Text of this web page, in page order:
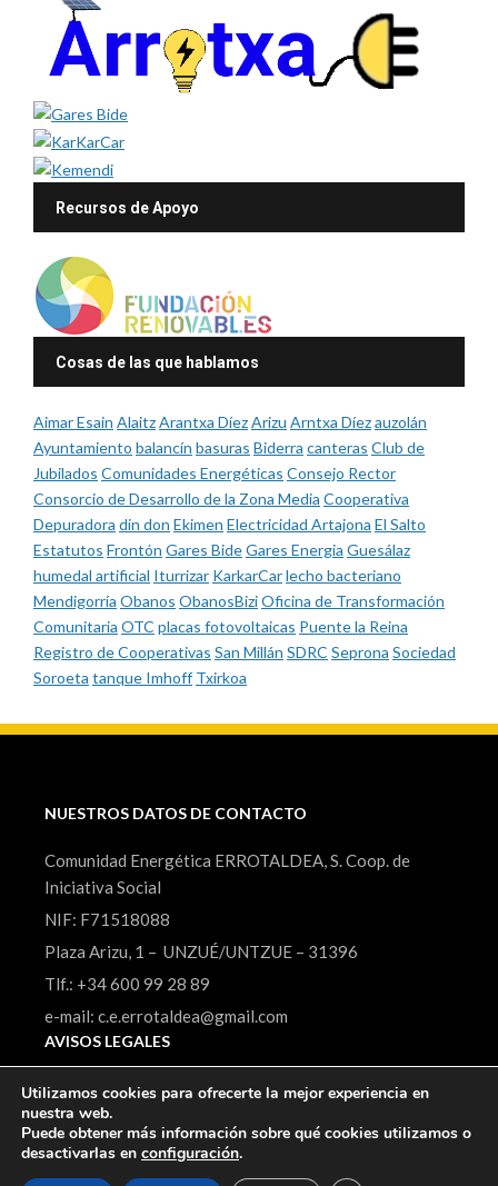
Recursos de Apoyo
Cosas de las que hablamos
Aimar Esain AlaitzArantxa DíezArizu Arntxa Díezauzolán
Ayuntamiento balancín basuras Biderra canteras Club de
Jubilados Comunidades Energéticas Consejo Rector
Consorcio de Desarrollo de la Zona Media Cooperativa
Depuradora din don Ekimen Electricidad Artajona El Salto
Estatutos Frontón Gares BideGares Energia Guesálaz
humedal artificial Iturrizar KarkarCarlecho bacteriano
Mendigorría Obanos ObanosBiziOficina de Transformación
Comunitaria OTC placas fotovoltaicas Puente la Reina
Registro de Cooperativas San Millán SDRC Seprona Sociedad
Soroeta tanque Imhoff Txirkoa
NUESTROS DATOS DE CONTACTO
Comunidad Energética ERROTALDEA, S. Coop. de
Iniciativa Social
NIF: F71518088
Plaza Arizu, 1 – UNZUÉ/UNTZUE – 31396
Tlf.: +34 600 99 28 89
e-mail: c.e.errotaldea@gmail.com
AVISOS LEGALES
Política de privacidad
Derechos de autor © 2026 ERROTALDEA. Reservados todos los
Utilizamos cookies para ofrecerte la mejor experiencia en
nuestra web.
Puede obtener más información sobre qué cookies utilizamos o
desactivarlas en configuración.